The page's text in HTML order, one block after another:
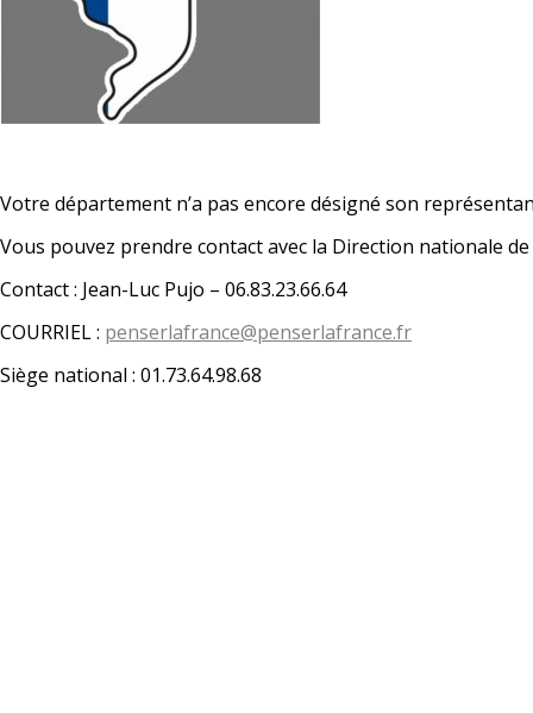
Votre département n’a pas encore désigné son
Vous pouvez prendre contact avec la Direction nationale
Contact : Jean-Luc Pujo – 06.83.23.66.64
COURRIEL : penserlafrance@penserlafrance.fr
Siège national : 01.73.64.98.68